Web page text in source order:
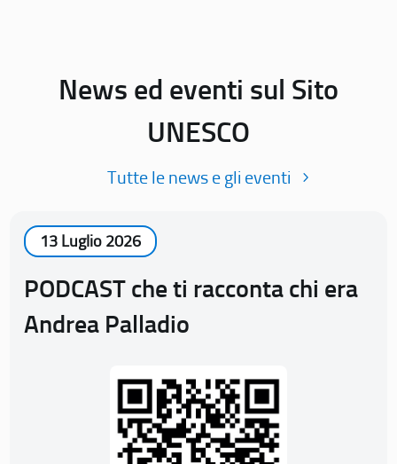
News ed eventi sul Sito
UNESCO
Tutte le news e gli eventi
13 Luglio 2026
PODCAST che ti racconta chi era
Andrea Palladio